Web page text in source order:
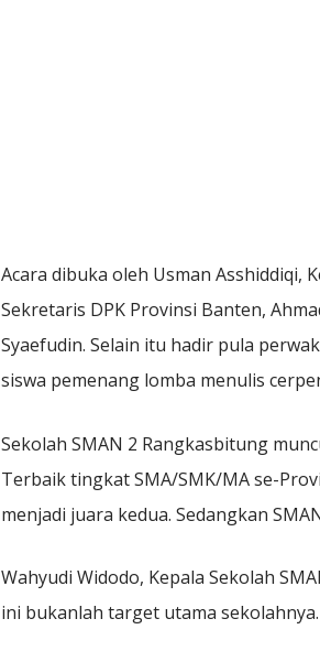
Acara dibuka oleh Usman Asshiddiqi,
Sekretaris DPK Provinsi Banten,
Syaefudin. Selain itu hadir pula
siswa pemenang lomba menulis
Sekolah SMAN 2 Rangkasbitung
Terbaik tingkat SMA/SMK/MA se-
menjadi juara kedua. Sedangkan
Wahyudi Widodo, Kepala Sekolah
ini bukanlah target utama sekolahnya.